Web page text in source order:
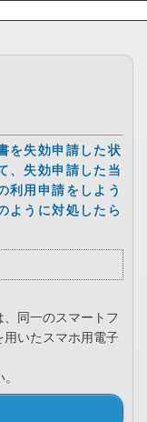
を失効申請した状
、失効申請した当
利用申請をしよう
ように対処したら
同一のスマートフ
用いたスマホ用電子